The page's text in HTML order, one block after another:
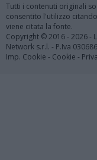
Tutti i contenuti originali
consentito l'utilizzo
viene citata la fonte.
Copyright © 2016 - 2026 -
Network s.r.l. - P.Iva
Imp. Cookie - Cookie -